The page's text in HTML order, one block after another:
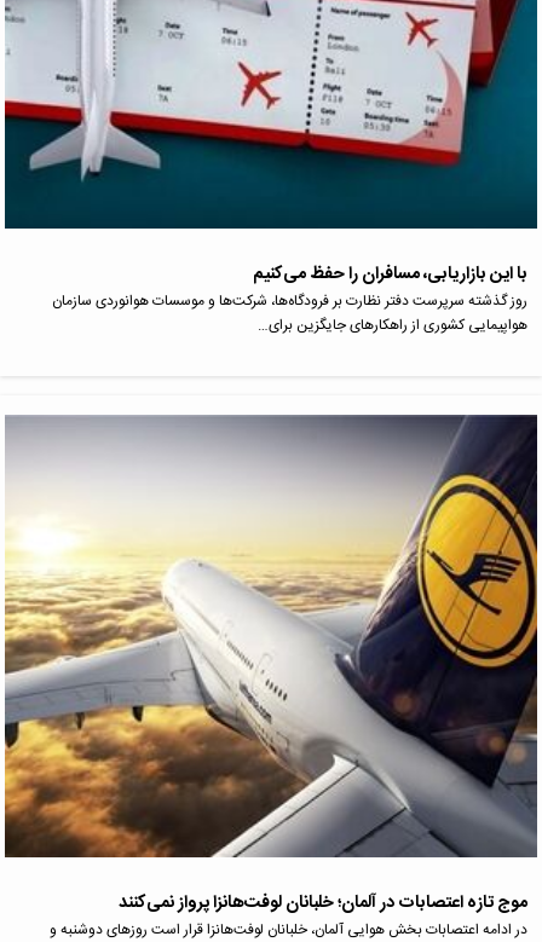
با این بازاریابی، مسافران را حفظ می‌کنیم
روز گذشته سرپرست دفتر نظارت بر فرودگاه‌ها، شرکت‌ها و موسسات هوانوردی سازمان
هواپیمایی کشوری از راهکارهای جایگزین برای…
موج تازه اعتصابات در آلمان؛ خلبانان لوفت‌هانزا پرواز نمی‌کنند
در ادامه اعتصابات بخش هوایی آلمان، خلبانان لوفت‌هانزا قرار است روزهای دوشنبه و